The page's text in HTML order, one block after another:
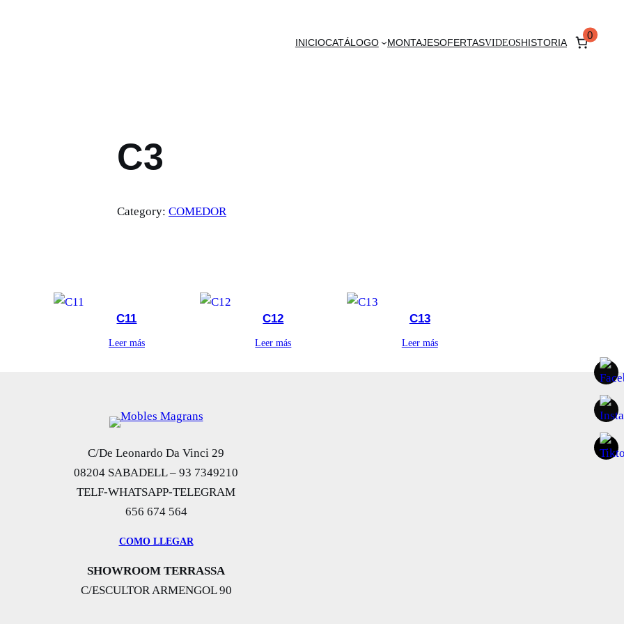
INICIOCATÁLOGO MONTAJESOFERTASVIDEOSHISTORIA
0
C3
Category: COMEDOR
C11
Leer más
C12
Leer más
C13
Leer más
C/De Leonardo Da Vinci 29
08204 SABADELL – 93 7349210
TELF-WHATSAPP-TELEGRAM
656 674 564
COMO LLEGAR
SHOWROOM TERRASSA
C/ESCULTOR ARMENGOL 90